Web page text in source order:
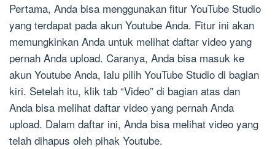
Pertama, Anda bisa menggunakan fitur YouTube Studio
yang terdapat pada akun Youtube Anda. Fitur ini akan
memungkinkan Anda untuk melihat daftar video yang
pernah Anda upload. Caranya, Anda bisa masuk ke
akun Youtube Anda, lalu pilih YouTube Studio di bagian
kiri. Setelah itu, klik tab “Video” di bagian atas dan
Anda bisa melihat daftar video yang pernah Anda
upload. Dalam daftar ini, Anda bisa melihat video yang
telah dihapus oleh pihak Youtube.